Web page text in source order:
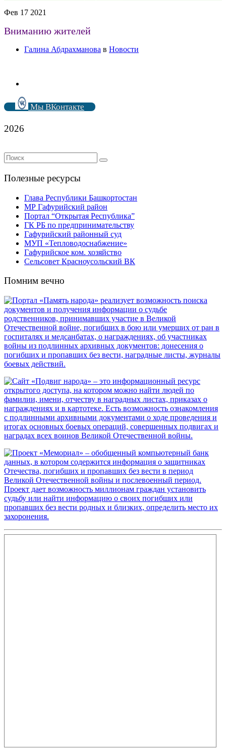
Фев 17 2021
Вниманию жителей
Галина Абдрахманова в Новости
Мы ВКонтакте
2026
Полезные ресурсы
Глава Республики Башкортостан
МР Гафурийский район
Портал “Открытая Республика”
ГК РБ по предпринимательству
Гафурийский районный суд
МУП «Тепловодоснабжение»
Гафурийское ком. хозяйство
Сельсовет Красноусольский ВК
Помним вечно